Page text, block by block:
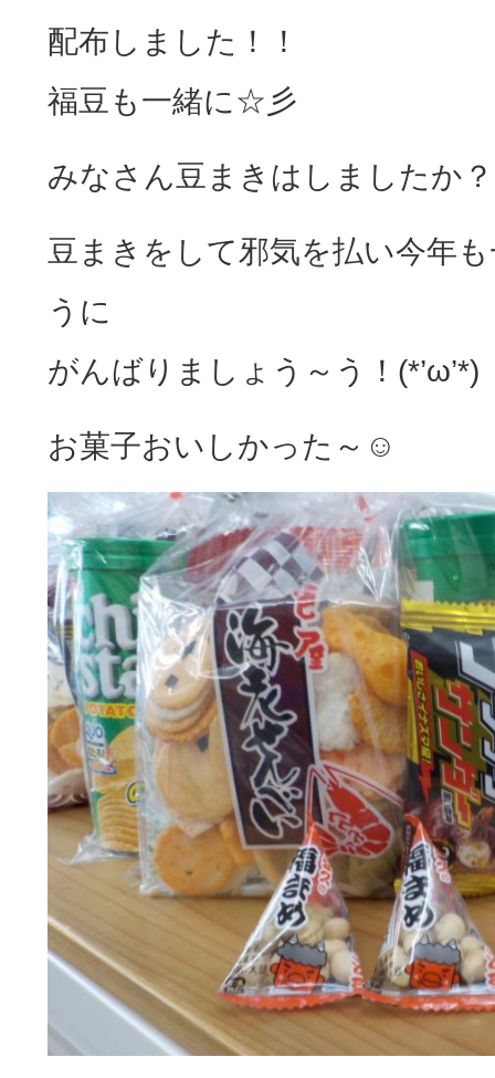
配布しました！！
福豆も一緒に☆彡
みなさん豆まきはしましたか
豆まきをして邪気を払い今年
うに
がんばりましょう～う！(*’ω’*)
お菓子おいしかった～☺